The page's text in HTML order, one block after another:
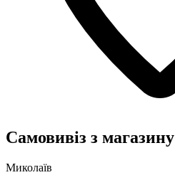
Самовивіз з магазину
Миколаїв